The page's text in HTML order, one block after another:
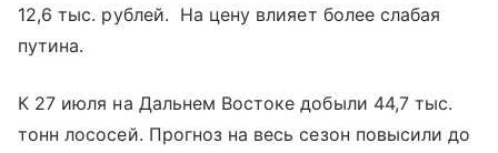
12,6 тыс. рублей. На цену влияет более слабая
путина.
К 27 июля на Дальнем Востоке добыли 44,7 тыс.
тонн лососей. Прогноз на весь сезон повысили до